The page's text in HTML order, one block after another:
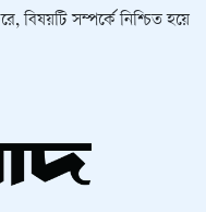
বিষয়টি সম্পর্কে নিশ্চিত হয়ে